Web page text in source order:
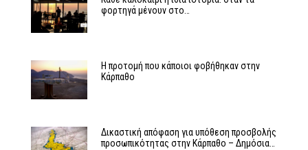
φορτηγά μένουν στο…
Η προτομή που κάποιοι φοβήθηκαν στην
Κάρπαθο
Δικαστική απόφαση για υπόθεση προσβολής
προσωπικότητας στην Κάρπαθο – Δημόσια…